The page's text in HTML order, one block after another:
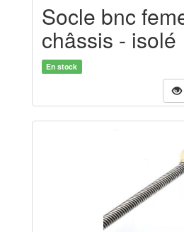
Socle bnc
châssis - isolé
En stock